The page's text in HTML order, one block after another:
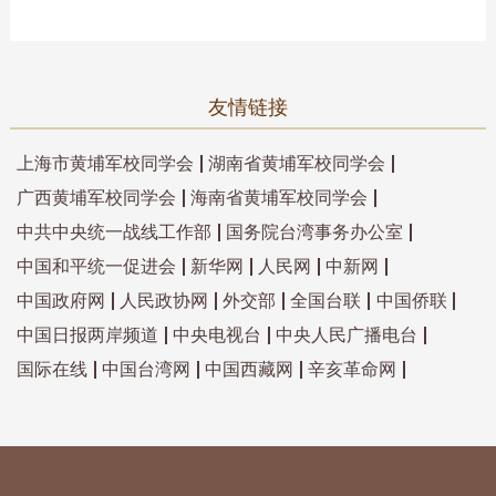
友情链接
上海市黄埔军校同学会
湖南省黄埔军校同学会
广西黄埔军校同学会
海南省黄埔军校同学会
中共中央统一战线工作部
国务院台湾事务办公室
中国和平统一促进会
新华网 人民网
中新网
中国政府网
人民政协网 外交部 全国台联
中国侨联
中国日报两岸频道
中央电视台
中央人民广播电台
国际在线
中国台湾网 中国西藏网 辛亥革命网